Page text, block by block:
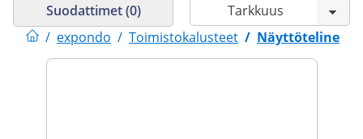
/ expondo / Toimistokalusteet / Näyttöteline
Suodattimet (0)